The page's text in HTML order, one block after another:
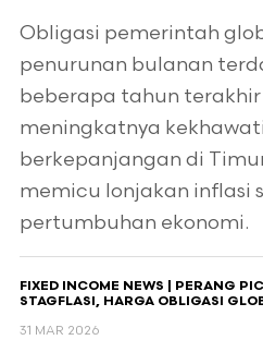
Obligasi pemerintah
penurunan bulanan
beberapa tahun terakhir
meningkatnya
berkepanjangan di
memicu lonjakan inflasi
pertumbuhan ekonomi.
FIXED INCOME NEWS | PERANG
STAGFLASI, HARGA OBLIGASI
31 MAR 2026